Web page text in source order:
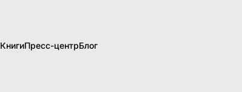
КнигиПресс-центрБлог